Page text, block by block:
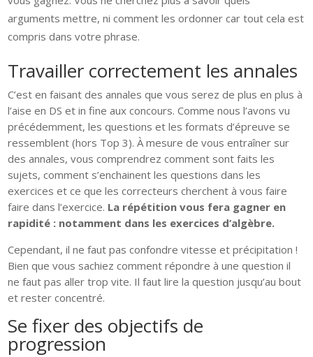
arguments mettre, ni comment les ordonner car tout cela est
compris dans votre phrase.
Travailler correctement les annales
C’est en faisant des annales que vous serez de plus en plus à
l’aise en DS et in fine aux concours. Comme nous l’avons vu
précédemment, les questions et les formats d’épreuve se
ressemblent (hors Top 3). À mesure de vous entraîner sur
des annales, vous comprendrez comment sont faits les
sujets, comment s’enchainent les questions dans les
exercices et ce que les correcteurs cherchent à vous faire
faire dans l’exercice. La répétition vous fera gagner en
rapidité : notamment dans les exercices d’algèbre.
Cependant, il ne faut pas confondre vitesse et précipitation !
Bien que vous sachiez comment répondre à une question il
ne faut pas aller trop vite. Il faut lire la question jusqu’au bout
et rester concentré.
Se fixer des objectifs de
progression